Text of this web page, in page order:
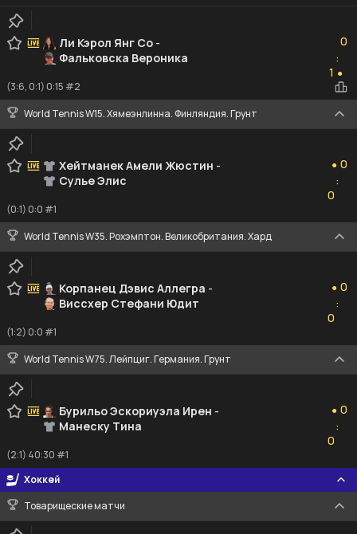
Ли Кэрол Янг Со -
Фальковска Вероника
0
:
1 ●
(3:6, 0:1) 0:15 #2
World Tennis W15. Хямеэнлинна. Финляндия. Грунт
Хейтманек Амели Жюстин -
Сулье Элис
● 0
:
0
(0:1) 0:0 #1
World Tennis W35. Рохэмптон. Великобритания. Хард
Корпанец Дэвис Аллегра -
Виссхер Стефани Юдит
● 0
:
0
(1:2) 0:0 #1
World Tennis W75. Лейпциг. Германия. Грунт
Бурильо Эскориуэла Ирен -
Манеску Тина
● 0
:
0
(2:1) 40:30 #1
Хоккей
Товарищеские матчи